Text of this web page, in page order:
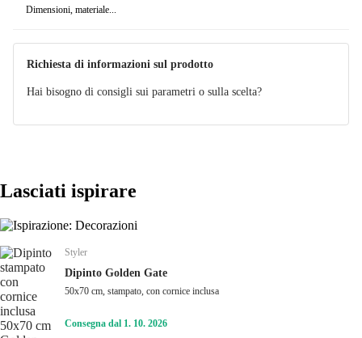
Dimensioni, materiale...
Richiesta di informazioni sul prodotto
Hai bisogno di consigli sui parametri o sulla scelta?
Lasciati ispirare
Styler
Dipinto Golden Gate
50x70 cm, stampato, con cornice inclusa
Consegna dal 1. 10. 2026